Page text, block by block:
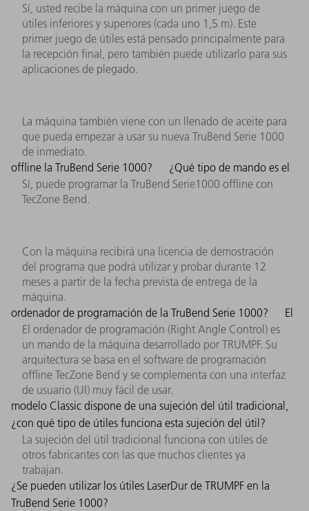
Sí, usted recibe la máquina con un primer juego de
útiles inferiores y superiores (cada uno 1,5 m). Este
primer juego de útiles está pensado principalmente para
la recepción final, pero también puede utilizarlo para sus
aplicaciones de plegado.
La máquina también viene con un llenado de aceite para
que pueda empezar a usar su nueva TruBend Serie 1000
de inmediato.
offline la TruBend Serie 1000?
Sí, puede programar la TruBend Serie1000 offline con
TecZone Bend.
Con la máquina recibirá una licencia de demostración
del programa que podrá utilizar y probar durante 12
meses a partir de la fecha prevista de entrega de la
máquina.
¿Qué tipo de mando es el
ordenador de programación de la TruBend Serie 1000?
El ordenador de programación (Right Angle Control) es
un mando de la máquina desarrollado por TRUMPF. Su
arquitectura se basa en el software de programación
offline TecZone Bend y se complementa con una interfaz
de usuario (UI) muy fácil de usar.
El
modelo Classic dispone de una sujeción del útil tradicional,
¿con qué tipo de útiles funciona esta sujeción del útil?
La sujeción del útil tradicional funciona con útiles de
otros fabricantes con las que muchos clientes ya
trabajan.
¿Se pueden utilizar los útiles LaserDur de TRUMPF en la
TruBend Serie 1000?